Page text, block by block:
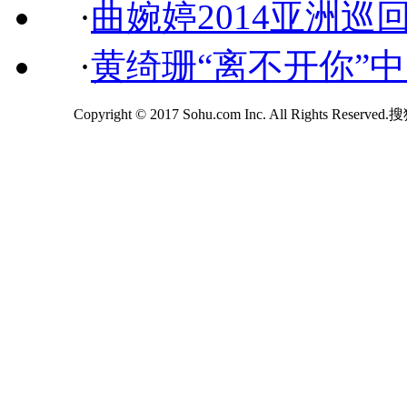
·曲婉婷2014亚洲巡
·黄绮珊“离不开你”
Copyright © 2017 Sohu.com Inc. All Rights Reserved.